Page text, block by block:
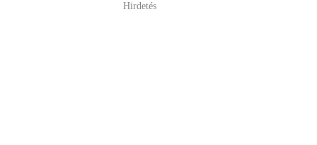
Hirdetés